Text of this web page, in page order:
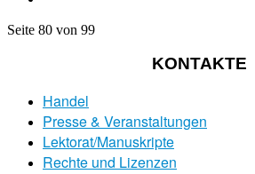
Seite 80 von 99
KONTAKTE
Handel
Presse & Veranstaltungen
Lektorat/Manuskripte
Rechte und Lizenzen